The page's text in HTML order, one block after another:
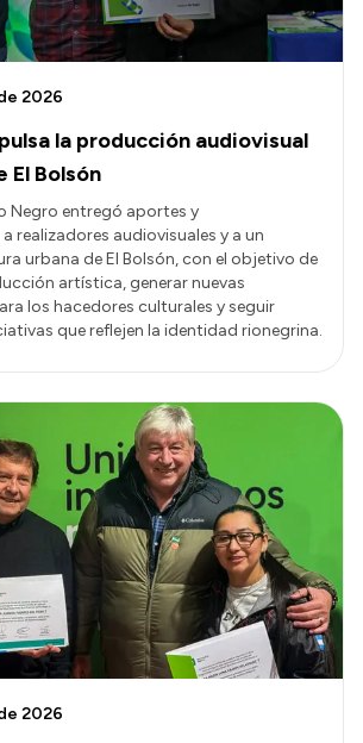
la producción audiovisual
El Bolsón
2026
Negro entregó aportes y
realizadores audiovisuales y a un
urbana de El Bolsón, con el objetivo de
artística, generar nuevas
los hacedores culturales y seguir
que reflejen la identidad rionegrina.
2026